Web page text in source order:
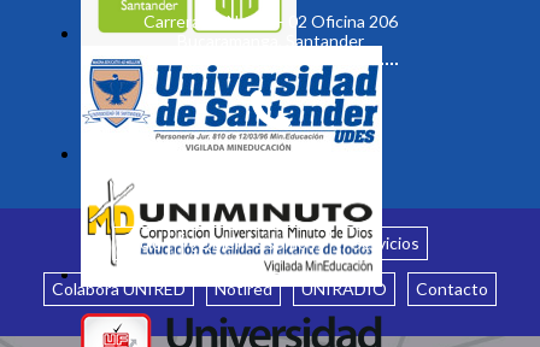
Carrera 19 No. 35 - 02 Oficina 206
Bucaramanga, Santander
Inicio ¿Quiénes somos? Servicios
Colabora UNIRED Notired UNIRADIO Contacto